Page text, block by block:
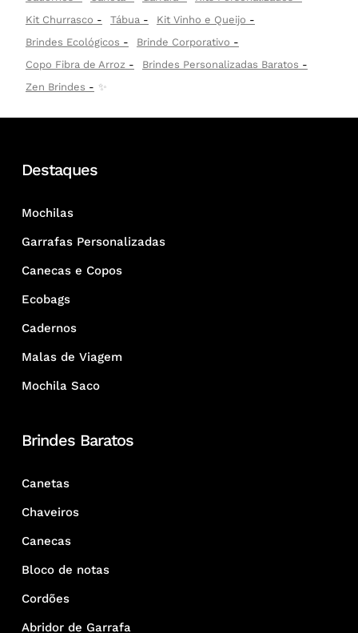
Kit Churrasco
Tábua
Kit Vinho e Queijo
Brindes Ecológicos
Brinde Corporativo
Copo Fibra de Arroz
Brindes Personalizadas Baratos
Zen Brindes
✨
Destaques
Mochilas
Garrafas Personalizadas
Canecas e Copos
Ecobags
Cadernos
Malas de Viagem
Mochila Saco
Brindes Baratos
Canetas
Chaveiros
Canecas
Bloco de notas
Cordões
Abridor de Garrafa